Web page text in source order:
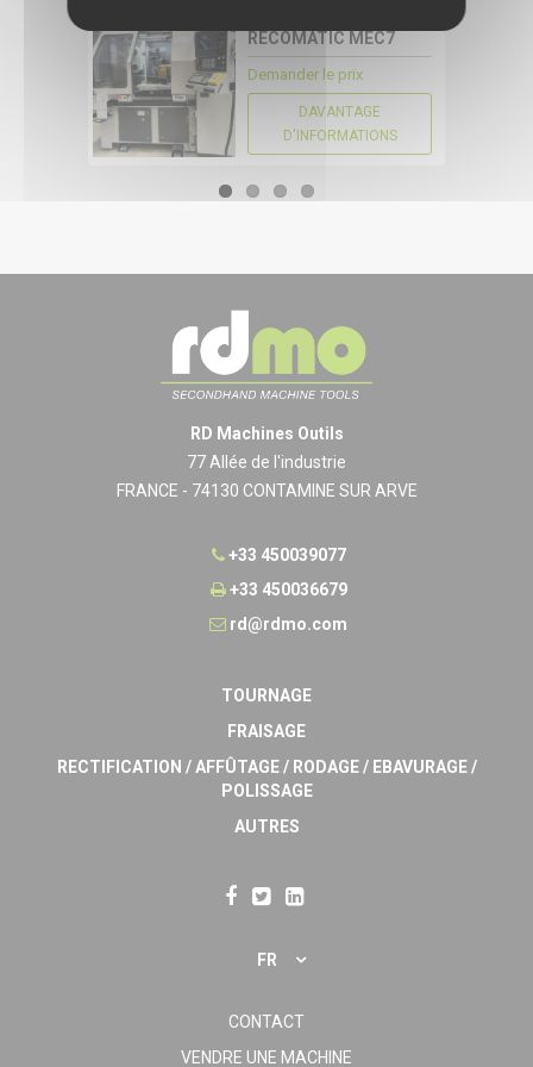
CONFIGURER
RECOMATIC MEC7
Demander le prix
DAVANTAGE
D'INFORMATIONS
RD Machines Outils
77 Allée de l'industrie
FRANCE - 74130 CONTAMINE SUR ARVE
+33 450039077
+33 450036679
rd@rdmo.com
TOURNAGE
FRAISAGE
RECTIFICATION / AFFÛTAGE / RODAGE / EBAVURAGE /
POLISSAGE
AUTRES
FR
CONTACT
VENDRE UNE MACHINE